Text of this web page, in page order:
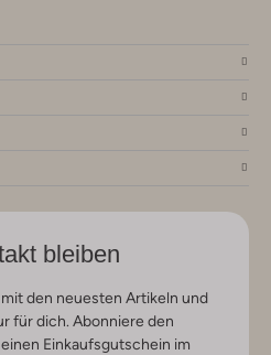
bleiben
den neuesten Artikeln und
für dich. Abonniere den
Einkaufsgutschein im